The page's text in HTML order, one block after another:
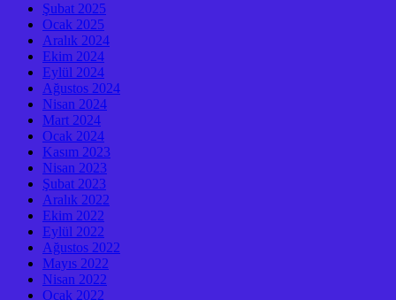
Şubat 2025
Ocak 2025
Aralık 2024
Ekim 2024
Eylül 2024
Ağustos 2024
Nisan 2024
Mart 2024
Ocak 2024
Kasım 2023
Nisan 2023
Şubat 2023
Aralık 2022
Ekim 2022
Eylül 2022
Ağustos 2022
Mayıs 2022
Nisan 2022
Ocak 2022